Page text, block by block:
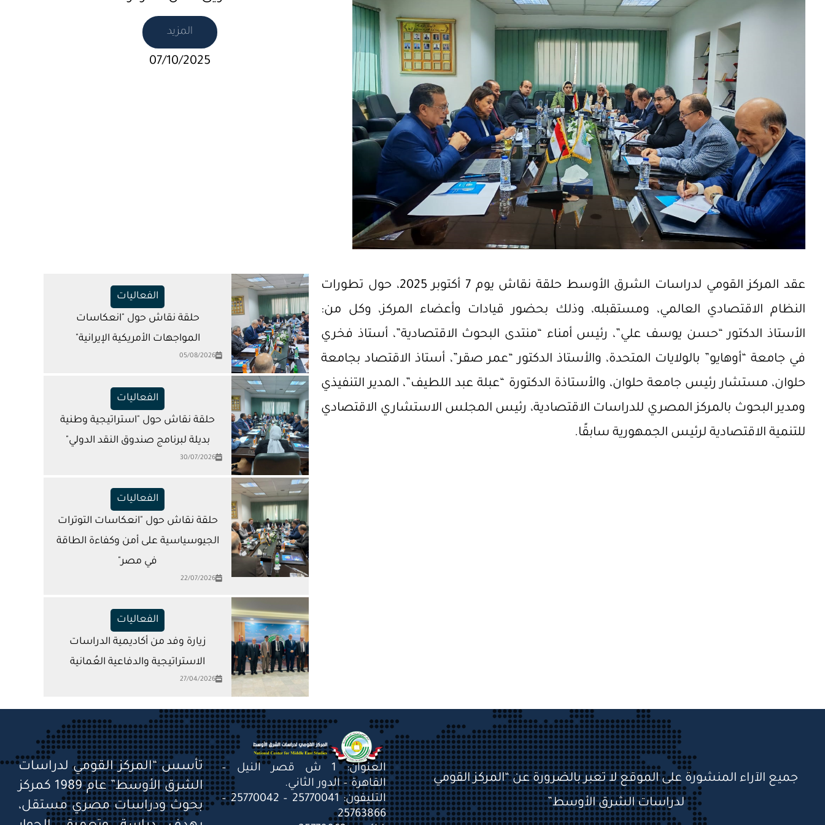
المزيد
07/10/2025
عقد المركز القومي لدراسات الشرق الأوسط حلقة نقاش يوم 7 أكتوبر 2025، حول تطورات
النظام الاقتصادي العالمي، ومستقبله، وذلك بحضور قيادات وأعضاء المركز، وكل من:
الأستاذ الدكتور “حسن يوسف علي”، رئيس أمناء “منتدى البحوث الاقتصادية”، أستاذ فخري
في جامعة “أوهايو” بالولايات المتحدة، والأستاذ الدكتور “عمر صقر”، أستاذ الاقتصاد بجامعة
حلوان، مستشار رئيس جامعة حلوان، والأستاذة الدكتورة “عبلة عبد اللطيف”، المدير التنفيذي
ومدير البحوث بالمركز المصري للدراسات الاقتصادية، رئيس المجلس الاستشاري الاقتصادي
للتنمية الاقتصادية لرئيس الجمهورية سابقًا.
الفعاليات
حلقة نقاش حول "انعكاسات
المواجهات الأمريكية الإيرانية"
05/08/2026
الفعاليات
حلقة نقاش حول "استراتيجية وطنية
بديلة لبرنامج صندوق النقد الدولي"
30/07/2026
الفعاليات
حلقة نقاش حول "انعكاسات التوترات
الجيوسياسية على أمن وكفاءة الطاقة
في مصر"
22/07/2026
الفعاليات
زيارة وفد من أكاديمية الدراسات
الاستراتيجية والدفاعية العُمانية
27/04/2026
العنوان: 1 ش قصر النيل –
القاهرة – الدور الثاني.
التليفون: 25770041 – 25770042 –
25763866
تأسس “المركز القومي لدراسات
الشرق الأوسط” عام 1989 كمركز
بحوث ودراسات مصري مستقل،
جميع الآراء المنشورة على الموقع لا تعبر بالضرورة عن “المركز القومي
لدراسات الشرق الأوسط”